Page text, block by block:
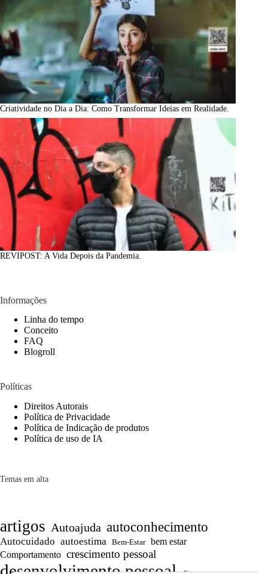
Criatividade no Dia a Dia: Como Transformar Ideias em Realidade.
REVIPOST: A Vida Depois da Pandemia.
Informações
Linha do tempo
Conceito
FAQ
Blogroll
Políticas
Direitos Autorais
Política de Privacidade
Política de Indicação de produtos
Política de uso de IA
Temas em alta
artigos Autoajuda autoconhecimento
Autocuidado autoestima Bem-Estar bem estar
Comportamento crescimento pessoal
desenvolvimento pessoal